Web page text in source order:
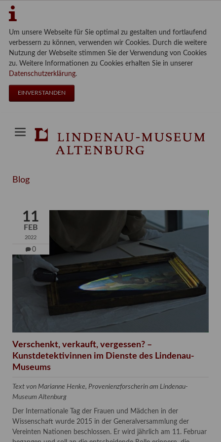
Um unsere Webseite für Sie optimal zu gestalten und fortlaufend
verbessern zu können, verwenden wir Cookies. Durch die weitere
Nutzung der Webseite stimmen Sie der Verwendung von Cookies
zu. Weitere Informationen zu Cookies erhalten Sie in unserer
Datenschutzerklärung.
EINVERSTANDEN
Blog
11
FEB
2022
0
Verschenkt, verkauft, vergessen? –
Kunstdetektivinnen im Dienste des Lindenau-
Museums
Text von Marianne Henke, Provenienzforscherin am Lindenau-
Museum Altenburg
Der Internationale Tag der Frauen und Mädchen in der
Wissenschaft wurde 2015 in der Generalversammlung der
Vereinten Nationen beschlossen. Er wird jährlich am 11. Februar